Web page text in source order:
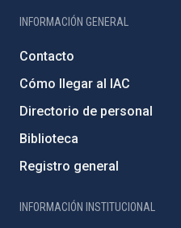
INFORMACIÓN GENERAL
Contacto
Cómo llegar al IAC
Directorio de personal
Biblioteca
Registro general
INFORMACIÓN INSTITUCIONAL